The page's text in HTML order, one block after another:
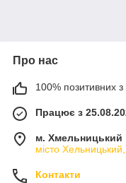
Про нас
100% позитивних з
Працює з
м. Хмельницький
місто
Контакти